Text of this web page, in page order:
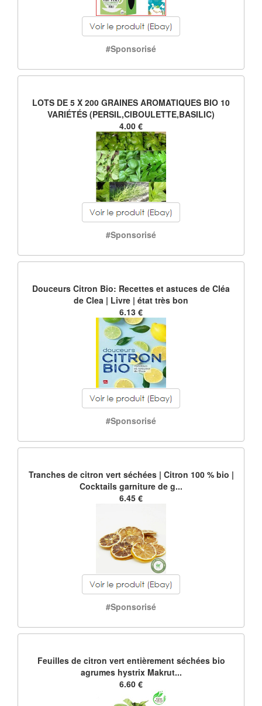
#Sponsorisé
LOTS DE 5 X 200 GRAINES AROMATIQUES BIO 10
VARIÉTÉS (PERSIL,CIBOULETTE,BASILIC)
4.00 €
#Sponsorisé
Douceurs Citron Bio: Recettes et astuces de Cléa
de Clea | Livre | état très bon
6.13 €
#Sponsorisé
Tranches de citron vert séchées | Citron 100 % bio |
Cocktails garniture de g...
6.45 €
#Sponsorisé
Feuilles de citron vert entièrement séchées bio
agrumes hystrix Makrut...
6.60 €